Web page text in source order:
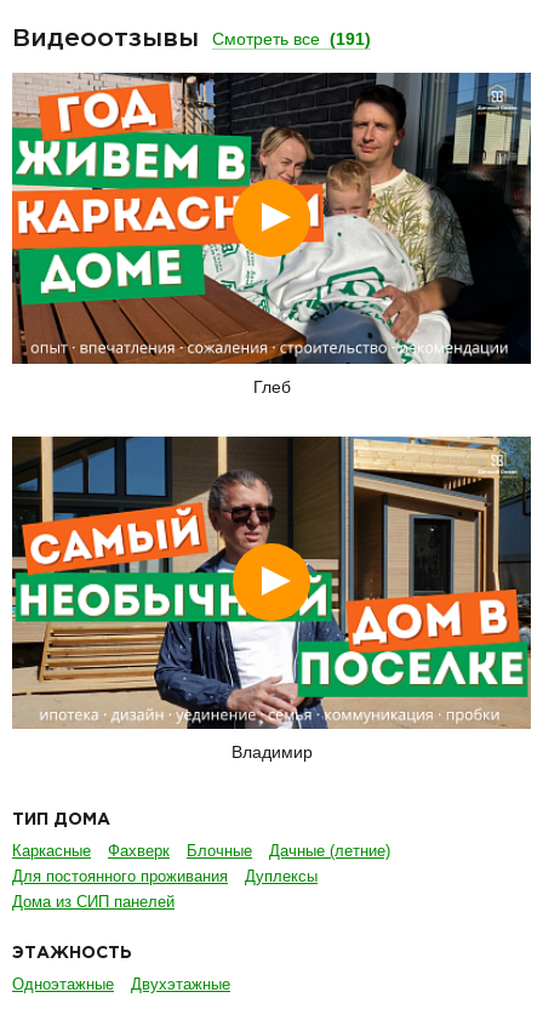
Видеоотзывы Смотреть все (191)
Смотреть
Глеб
Смотреть
Владимир
ТИП ДОМА
Каркасные Фахверк Блочные
Дачные (летние)
Для постоянного проживания
Дуплексы
Дома из СИП панелей
ЭТАЖНОСТЬ
Одноэтажные Двухэтажные